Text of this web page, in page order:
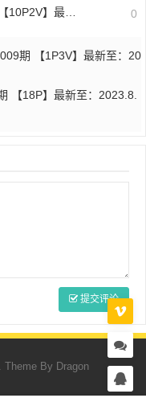
新至：2023.7.8 0
期 【1P3V】最新至：20
【18P】最新至：2023.8.
提交评论
Theme By Dragon